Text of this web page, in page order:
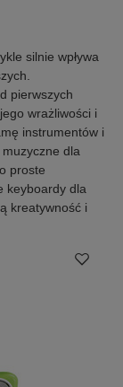
silnie wpływa
pierwszych
wrażliwości i
instrumentów i
dla
proste
keyboardy dla
kreatywność i